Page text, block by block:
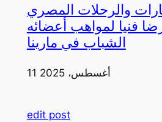
والرحلات المصري
فنيا لمواهب أعضائه
الشباب في مارينا
11 أغسطس، 2025
edit post